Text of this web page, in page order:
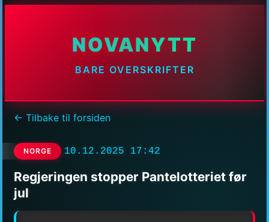
NOVANYTT
BARE OVERSKRIFTER
← Tilbake til forsiden
NORGE 10.12.2025 17:42
Regjeringen stopper Pantelotteriet før
jul